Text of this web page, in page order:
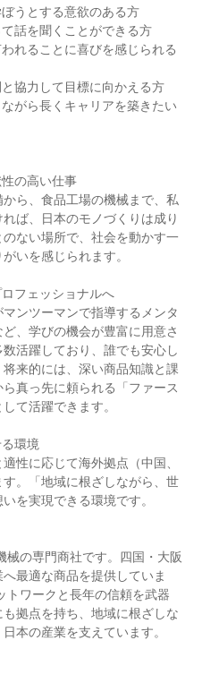
うとする意欲のある方
話を聞くことができる方
れることに喜びを感じられる
協力して目標に向かえる方
がら長くキャリアを築きたい
の高い仕事
ら、食品工場の機械まで、私
ば、日本のモノづくりは成り
ない場所で、社会を動かす一
いを感じられます。
フェッショナルへ
ンツーマンで指導するメンタ
、学びの機会が豊富に用意さ
活躍しており、誰でも安心し
来的には、深い商品知識と課
真っ先に頼られる「ファース
て活躍できます。
環境
性に応じて海外拠点（中国、
。「地域に根ざしながら、世
を実現できる環境です。
の専門商社です。四国・大阪
最適な商品を提供していま
トワークと長年の信頼を武器
拠点を持ち、地域に根ざしな
本の産業を支えています。